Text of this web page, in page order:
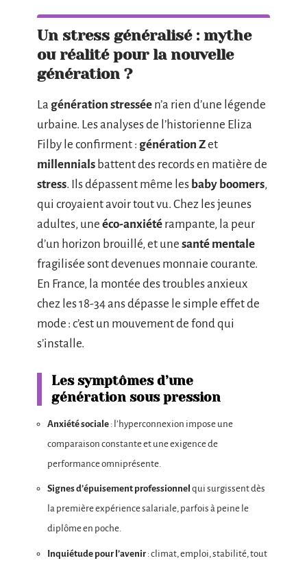
Un stress généralisé : mythe
ou réalité pour la nouvelle
génération ?
La génération stressée n’a rien d’une légende
urbaine. Les analyses de l’historienne Eliza
Filby le confirment : génération Zet
millennials battent des records en matière de
stress. Ils dépassent même les baby boomers,
qui croyaient avoir tout vu. Chez les jeunes
adultes, une éco-anxiété rampante, la peur
d’un horizon brouillé, et une santé mentale
fragilisée sont devenues monnaie courante.
En France, la montée des troubles anxieux
chez les 18-34 ans dépasse le simple effet de
mode : c’est un mouvement de fond qui
s’installe.
Les symptômes d’une
génération sous pression
Anxiété sociale : l’hyperconnexion impose une
comparaison constante et une exigence de
performance omniprésente.
Signes d’épuisement professionnel qui surgissent dès
la première expérience salariale, parfois à peine le
diplôme en poche.
Inquiétude pour l’avenir: climat, emploi, stabilité, tout